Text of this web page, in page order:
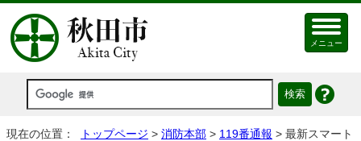
メニュー
現在の位置： トップページ > 消防本部 > 119番通報 > 最新スマート